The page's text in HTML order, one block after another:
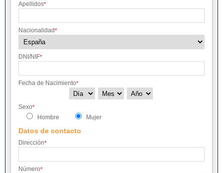
Apellidos*
Nacionalidad*
DNI/NIF*
Fecha de Nacimiento*
Sexo*
Hombre Mujer
Datos de contacto
Dirección*
Número*